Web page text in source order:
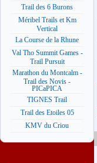
Trail des 6 Burons
Méribel Trails et Km
Vertical
La Course de la Rhune
Val Tho Summit Games -
Trail Pursuit
Marathon du Montcalm -
Trail des Novis -
PICaPICA
TIGNES Trail
Trail des Etoiles 05
KMV du Criou